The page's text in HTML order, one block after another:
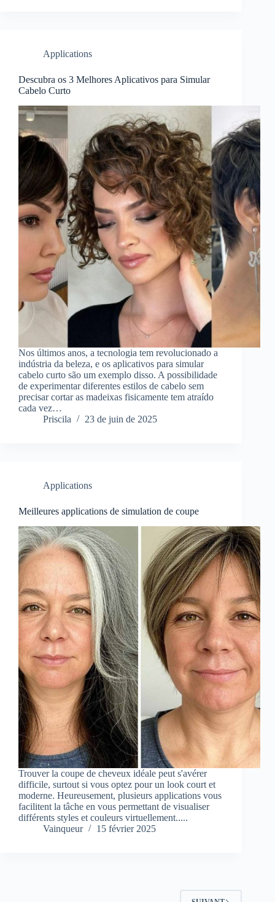
Applications
Descubra os 3 Melhores Aplicativos para Simular
Cabelo Curto
Nos últimos anos, a tecnologia tem revolucionado a
indústria da beleza, e os aplicativos para simular
cabelo curto são um exemplo disso. A possibilidade
de experimentar diferentes estilos de cabelo sem
precisar cortar as madeixas fisicamente tem atraído
cada vez…
Priscila
23 de juin de 2025
Applications
Meilleures applications de simulation de coupe
Trouver la coupe de cheveux idéale peut s'avérer
difficile, surtout si vous optez pour un look court et
moderne. Heureusement, plusieurs applications vous
facilitent la tâche en vous permettant de visualiser
différents styles et couleurs virtuellement.....
Vainqueur
15 février 2025